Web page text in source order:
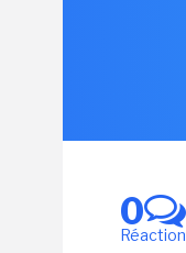
0
Réaction